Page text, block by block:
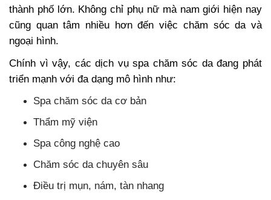
thành phố lớn. Không chỉ phụ nữ mà nam giới hiện nay
cũng quan tâm nhiều hơn đến việc chăm sóc da và
ngoại hình.
Chính vì vậy, các dịch vụ spa chăm sóc da đang phát
triển mạnh với đa dạng mô hình như:
Spa chăm sóc da cơ bản
Thẩm mỹ viện
Spa công nghệ cao
Chăm sóc da chuyên sâu
Điều trị mụn, nám, tàn nhang